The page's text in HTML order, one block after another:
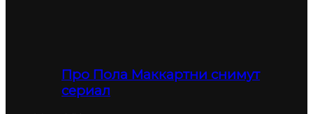
Про Пола Маккартни снимут
сериал